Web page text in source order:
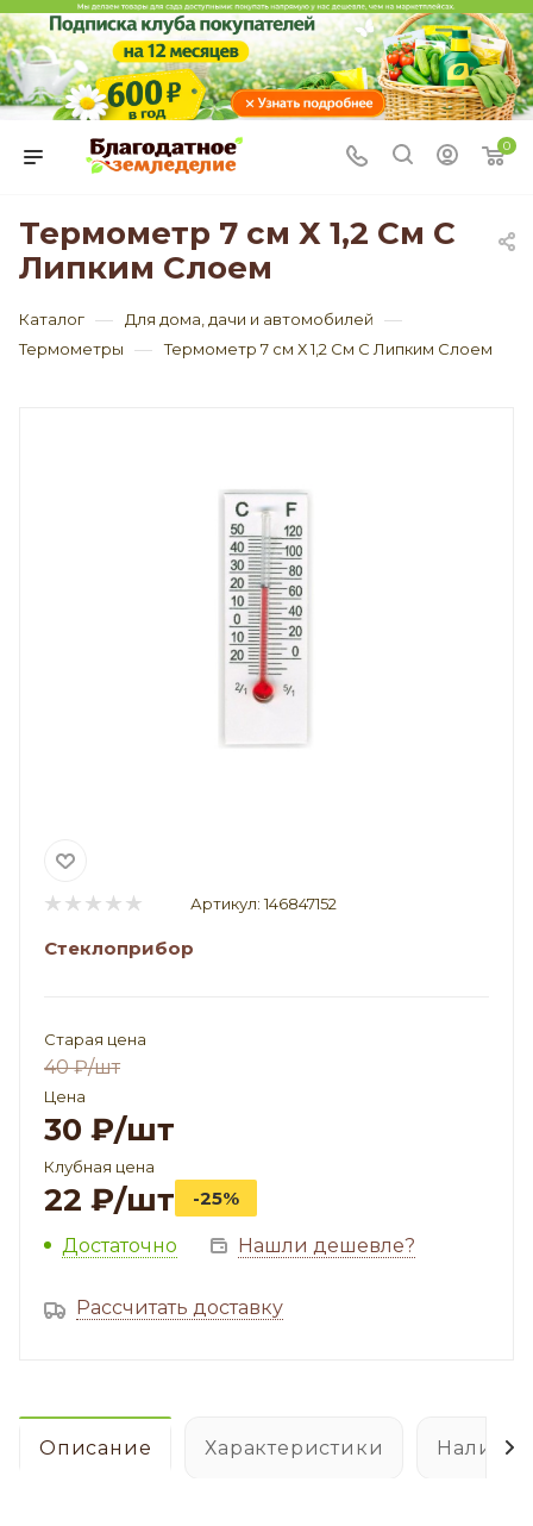
0
Термометр 7 см Х 1,2 См С
Липким Слоем
Каталог — Для дома, дачи и автомобилей —
Термометры — Термометр 7 см Х 1,2 См С Липким Слоем
Артикул: 146847152
Стеклоприбор
Старая цена
40₽/шт
Цена
30 ₽/шт
Клубная цена
22 ₽/шт -25%
Достаточно Нашли дешевле?
Рассчитать доставку
Описание Характеристики